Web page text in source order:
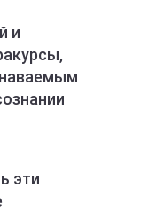
и
эти